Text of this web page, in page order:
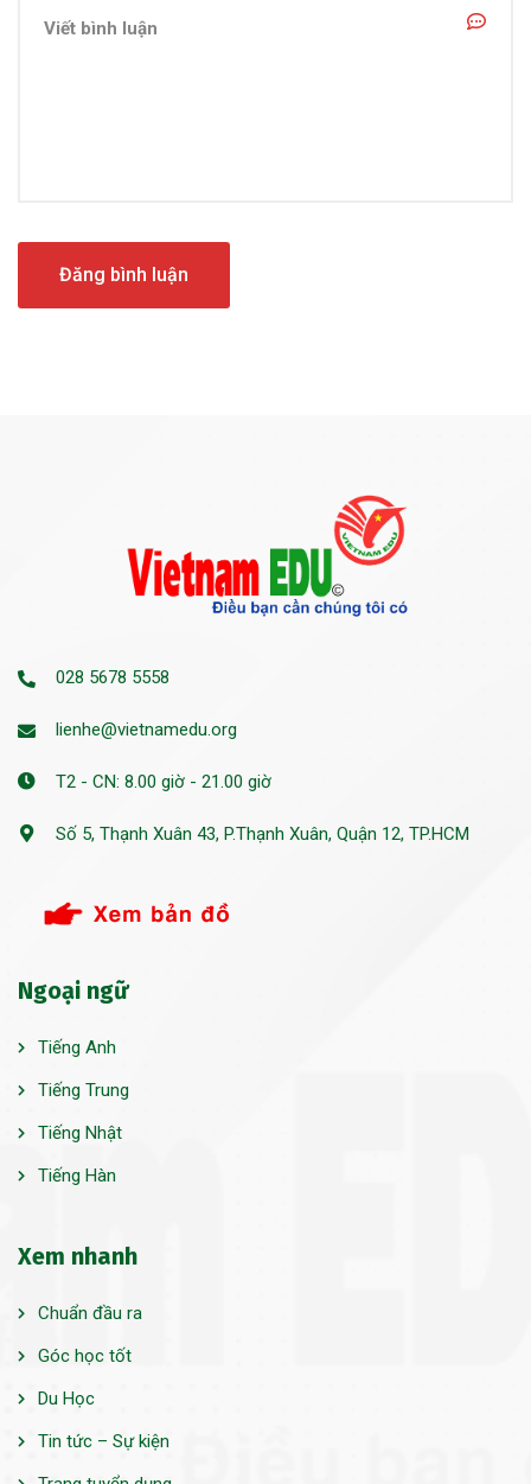
028 5678 5558
lienhe@vietnamedu.org
T2 - CN: 8.00 giờ - 21.00 giờ
Số 5, Thạnh Xuân 43, P.Thạnh Xuân, Quận 12, TP.HCM
Ngoại ngữ
Tiếng Anh
Tiếng Trung
Tiếng Nhật
Tiếng Hàn
Xem nhanh
Chuẩn đầu ra
Góc học tốt
Du Học
Tin tức – Sự kiện